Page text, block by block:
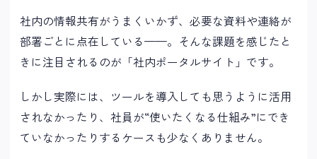
社内の情報共有がうまくいかず、必要な資料や連絡が
部署ごとに点在している——。そんな課題を感じたと
きに注目されるのが「社内ポータルサイト」です。
しかし実際には、ツールを導入しても思うように活用
されなかったり、社員が“使いたくなる仕組み”にでき
ていなかったりするケースも少なくありません。